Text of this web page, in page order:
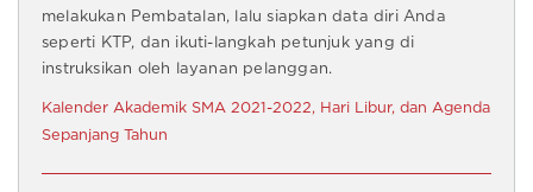
melakukan Pembatalan, lalu siapkan data diri Anda
seperti KTP, dan ikuti-langkah petunjuk yang di
instruksikan oleh layanan pelanggan.
Kalender Akademik SMA 2021-2022, Hari Libur, dan Agenda
Sepanjang Tahun